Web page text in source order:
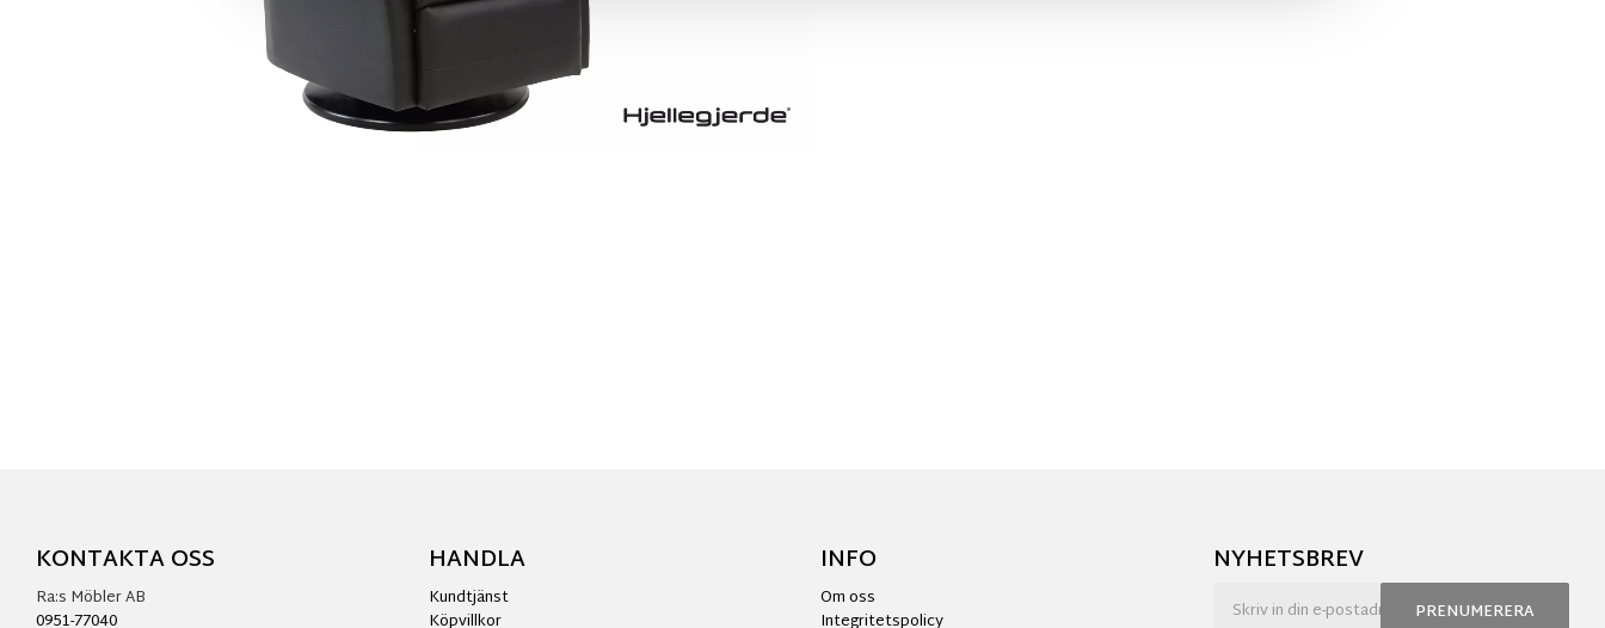
KONTAKTA OSS
Ra:s Möbler AB
0951-77040
HANDLA
Kundtjänst
Köpvillkor
INFO
Om oss
Integritetspolicy
NYHETSBREV
PRENUMERERA